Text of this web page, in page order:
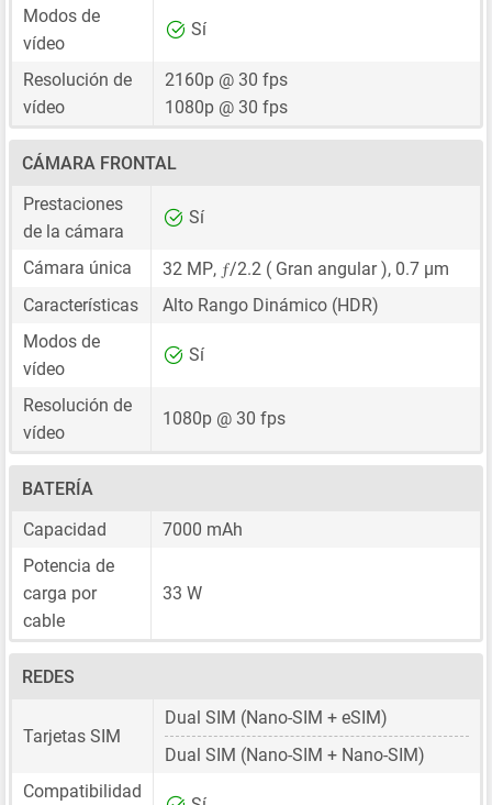
Modos de
vídeo
Sí
Resolución de
vídeo
2160p @ 30 fps
1080p @ 30 fps
CÁMARA FRONTAL
Prestaciones
de la cámara
Sí
Cámara única 32 MP, ƒ/2.2 ( Gran angular ), 0.7 μm
Características
Alto Rango Dinámico (HDR)
Modos de
vídeo
Sí
Resolución de
vídeo
1080p @ 30 fps
BATERÍA
Capacidad
7000 mAh
Potencia de
carga por
cable
33 W
REDES
Tarjetas SIM
Dual SIM (Nano-SIM + eSIM)
Dual SIM (Nano-SIM + Nano-SIM)
Compatibilidad